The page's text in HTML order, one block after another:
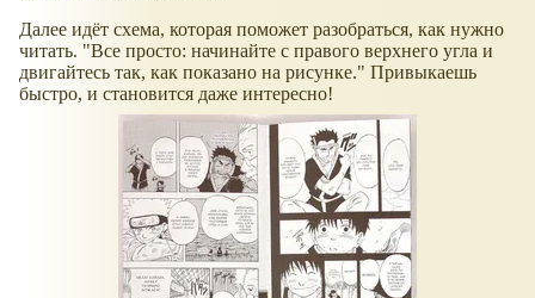
Далее идёт схема, которая поможет разобраться, как нужно
читать. "Все просто: начинайте с правого верхнего угла и
двигайтесь так, как показано на рисунке." Привыкаешь
быстро, и становится даже интересно!